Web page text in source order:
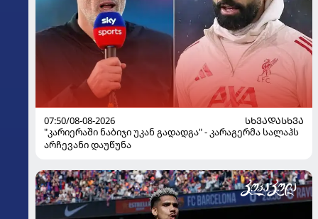
07:50/08-08-2026
ᲡᲮᲕᲐᲓᲐᲡᲮᲕᲐ
"კარიერაში ნაბიჯი უკან გადადგა" - კარაგერმა სალაჰს
არჩევანი დაუწუნა